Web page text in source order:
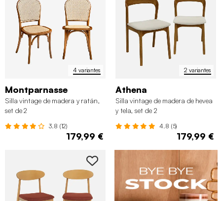
4 variantes
Montparnasse
Silla vintage de madera y ratán,
set de 2
3.8 (12)
179,99 €
2 variantes
Athena
Silla vintage de madera de hevea
y tela, set de 2
4.8 (5)
179,99 €